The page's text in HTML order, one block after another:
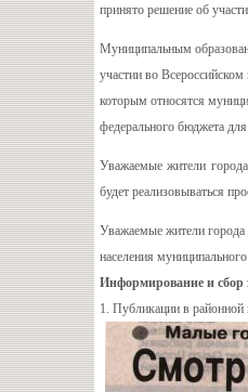
принято решение об
Муниципальным
участии во
которым относятся
федерального бюджета
Уважаемые жители
будет реализовываться
Уважаемые жители города
населения
Информирование и сбор
1. Публикации в районной